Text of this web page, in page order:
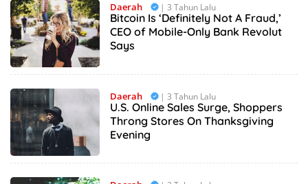
Daerah | 3 Tahun Lalu
Bitcoin Is ‘Definitely Not A Fraud,’
CEO of Mobile-Only Bank Revolut
Says
Daerah | 3 Tahun Lalu
U.S. Online Sales Surge, Shoppers
Throng Stores On Thanksgiving
Evening